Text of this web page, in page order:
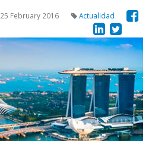
25 February 2016 Actualidad